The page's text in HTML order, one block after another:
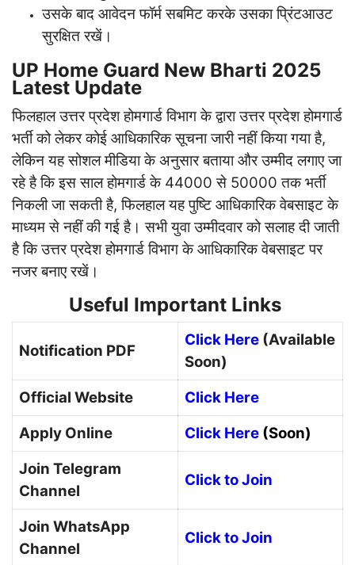
उसके बाद आवेदन फॉर्म सबमिट करके उसका प्रिंटआउट
सुरक्षित रखें।
UP Home Guard New Bharti 2025
Latest Update
फिलहाल उत्तर प्रदेश होमगार्ड विभाग के द्वारा उत्तर प्रदेश होमगार्ड
भर्ती को लेकर कोई आधिकारिक सूचना जारी नहीं किया गया है,
लेकिन यह सोशल मीडिया के अनुसार बताया और उम्मीद लगाए जा
रहे है कि इस साल होमगार्ड के 44000 से 50000 तक भर्ती
निकली जा सकती है, फिलहाल यह पुष्टि आधिकारिक वेबसाइट के
माध्यम से नहीं की गई है। सभी युवा उम्मीदवार को सलाह दी जाती
है कि उत्तर प्रदेश होमगार्ड विभाग के आधिकारिक वेबसाइट पर
नजर बनाए रखें।
Useful Important Links
Notification PDF
Click Here (Available
Soon)
Official Website
Click Here
Apply Online
Click Here (Soon)
Join Telegram
Channel
Click to Join
Join WhatsApp
Channel
Click to Join